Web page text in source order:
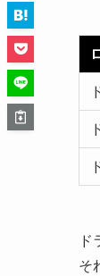
そ